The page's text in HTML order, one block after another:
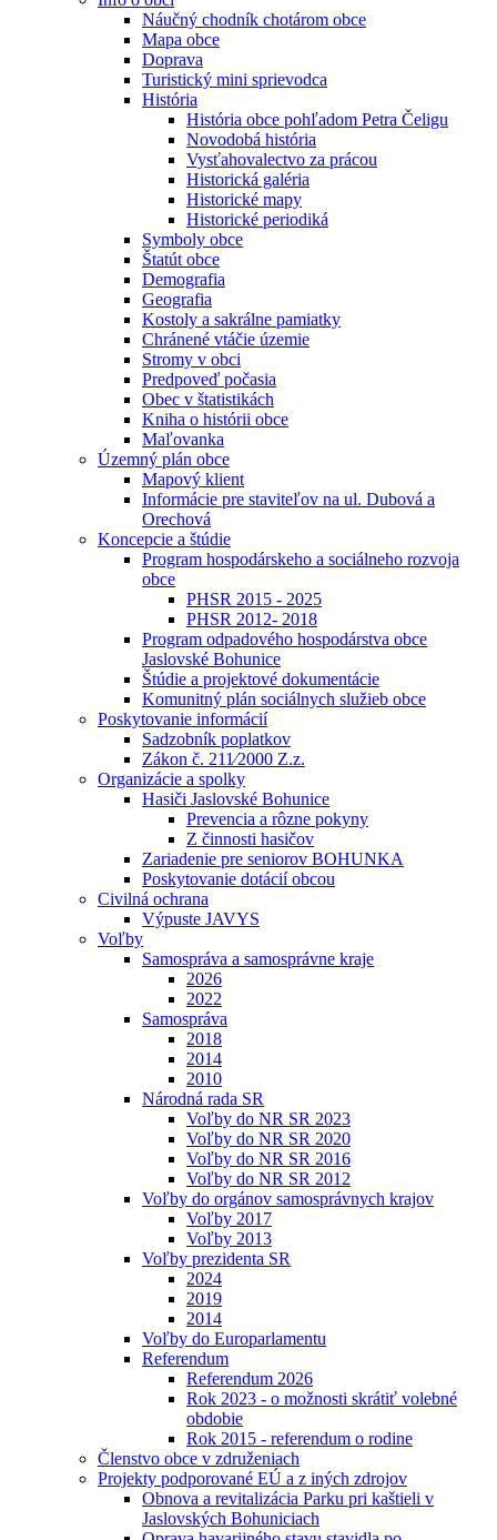
Náučný chodník chotárom obce
Mapa obce
Doprava
Turistický mini sprievodca
História
História obce pohľadom Petra Čeligu
Novodobá história
Vysťahovalectvo za prácou
Historická galéria
Historické mapy
Historické periodiká
Symboly obce
Štatút obce
Demografia
Geografia
Kostoly a sakrálne pamiatky
Chránené vtáčie územie
Stromy v obci
Predpoveď počasia
Obec v štatistikách
Kniha o histórii obce
Maľovanka
Územný plán obce
Mapový klient
Informácie pre staviteľov na ul. Dubová a
Orechová
Koncepcie a štúdie
Program hospodárskeho a sociálneho rozvoja
obce
PHSR 2015 - 2025
PHSR 2012- 2018
Program odpadového hospodárstva obce
Jaslovské Bohunice
Štúdie a projektové dokumentácie
Komunitný plán sociálnych služieb obce
Poskytovanie informácií
Sadzobník poplatkov
Zákon č. 211⁄2000 Z.z.
Organizácie a spolky
Hasiči Jaslovské Bohunice
Prevencia a rôzne pokyny
Z činnosti hasičov
Zariadenie pre seniorov BOHUNKA
Poskytovanie dotácií obcou
Civilná ochrana
Výpuste JAVYS
Voľby
Samospráva a samosprávne kraje
2026
2022
Samospráva
2018
2014
2010
Národná rada SR
Voľby do NR SR 2023
Voľby do NR SR 2020
Voľby do NR SR 2016
Voľby do NR SR 2012
Voľby do orgánov samosprávnych krajov
Voľby 2017
Voľby 2013
Voľby prezidenta SR
2024
2019
2014
Voľby do Europarlamentu
Referendum
Referendum 2026
Rok 2023 - o možnosti skrátiť volebné
obdobie
Rok 2015 - referendum o rodine
Členstvo obce v združeniach
Projekty podporované EÚ a z iných zdrojov
Obnova a revitalizácia Parku pri kaštieli v
Jaslovských Bohuniciach